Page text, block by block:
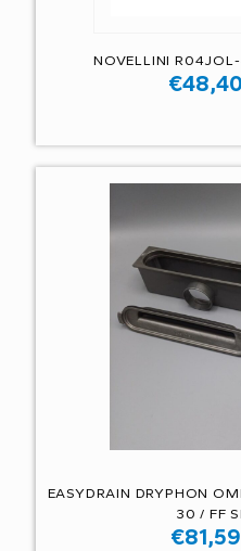
NOVELLINI
€48,40
EASYDRAIN DRYPHON
30 / FF
€81,59